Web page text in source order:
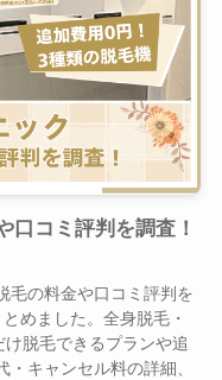
口コミ評判を調査！
毛の料金や口コミ評判を
めました。全身脱毛・
脱毛できるプランや追
キャンセル料の詳細、